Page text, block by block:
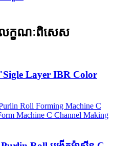
ក្ខណៈពិសេស
Layer IBR Color